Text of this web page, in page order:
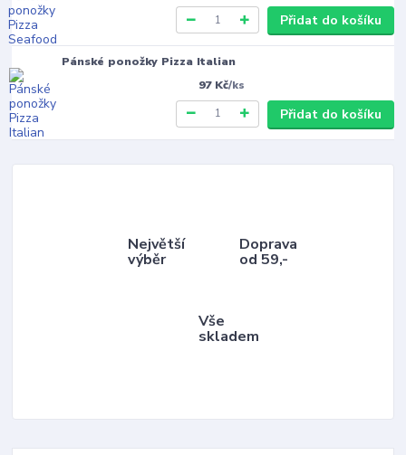
Přidat do košíku
Pánské ponožky Pizza Italian
97 Kč/ks
Přidat do košíku
Největší
výběr
Doprava
od 59,-
Vše
skladem